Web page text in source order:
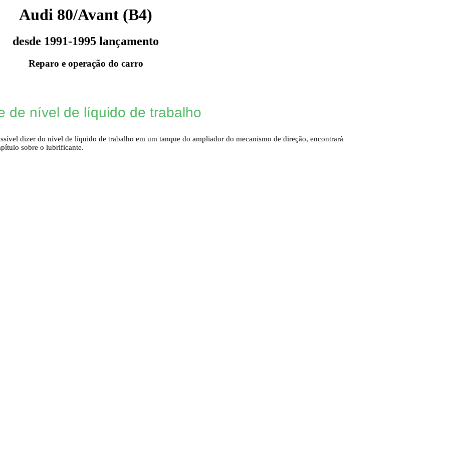
Audi 80/Avant (B4)
desde 1991-1995 lançamento
Reparo e operação do carro
de nível de líquido de trabalho
dizer do nível de líquido de trabalho em um tanque do ampliador do mecanismo de direção, encontrará
sobre o lubrificante.